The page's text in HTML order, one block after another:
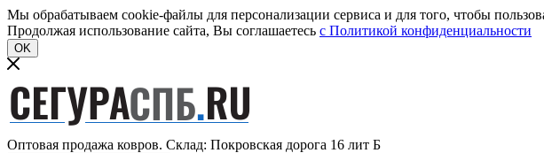
Мы обрабатываем cookie-файлы для персонализации сервиса и для того, чтобы
Продолжая использование сайта, Вы соглашаетесь c Политикой конфиденциальности
OK
Оптовая продажа ковров. Склад: Покровская дорога 16 лит Б